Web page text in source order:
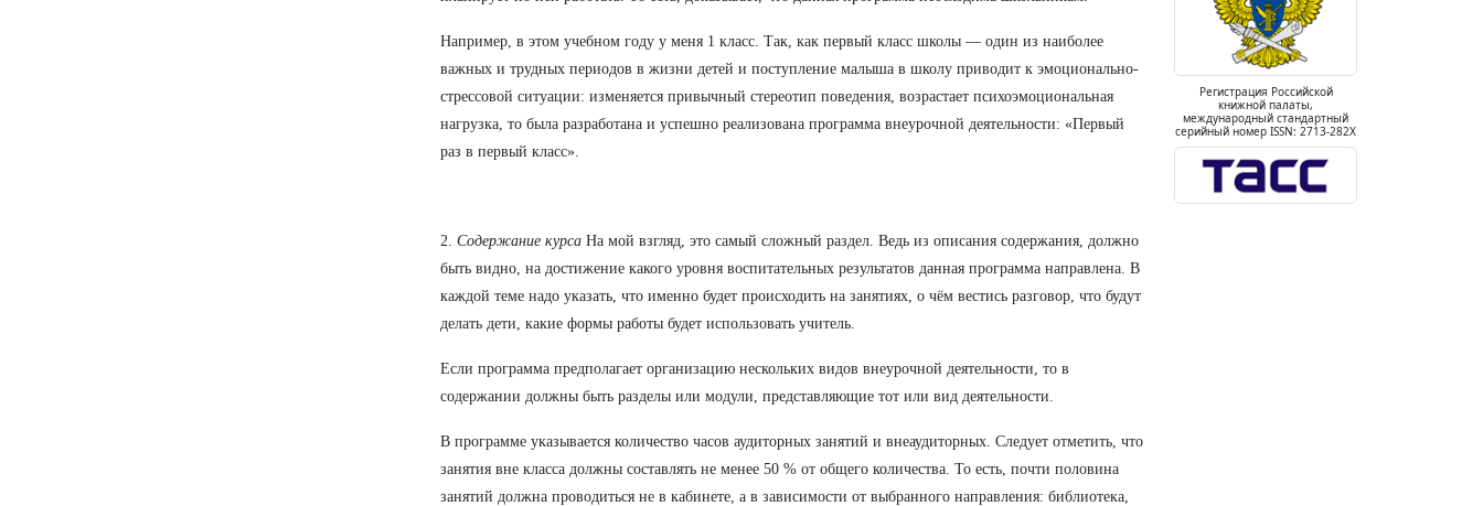
Например, в этом учебном году у меня 1 класс. Так, как первый класс школы — один из наиболее
важных и трудных периодов в жизни детей и поступление малыша в школу приводит к эмоционально-
стрессовой ситуации: изменяется привычный стереотип поведения, возрастает психоэмоциональная
нагрузка, то была разработана и успешно реализована программа внеурочной деятельности: «Первый
раз в первый класс».
2. Содержание курса На мой взгляд, это самый сложный раздел. Ведь из описания содержания, должно
быть видно, на достижение какого уровня воспитательных результатов данная программа направлена. В
каждой теме надо указать, что именно будет происходить на занятиях, о чём вестись разговор, что будут
делать дети, какие формы работы будет использовать учитель.
Если программа предполагает организацию нескольких видов внеурочной деятельности, то в
содержании должны быть разделы или модули, представляющие тот или вид деятельности.
В программе указывается количество часов аудиторных занятий и внеаудиторных. Следует отметить, что
занятия вне класса должны составлять не менее 50 % от общего количества. То есть, почти половина
занятий должна проводиться не в кабинете, а в зависимости от выбранного направления: библиотека,
Регистрация Российской
книжной палаты,
международный стандартный
серийный номер ISSN: 2713-282X